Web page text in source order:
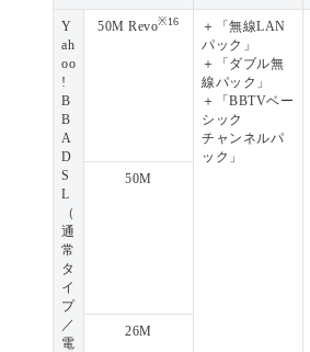
Y
ah
oo
!
B
B
A
D
S
L
（
通
常
タ
イ
プ
／
電
50M Revo※16
＋「無線LAN
パック」
＋「ダブル無
線パック」
＋「BBTVベー
シック
チャンネルパ
ック」
50M
26M